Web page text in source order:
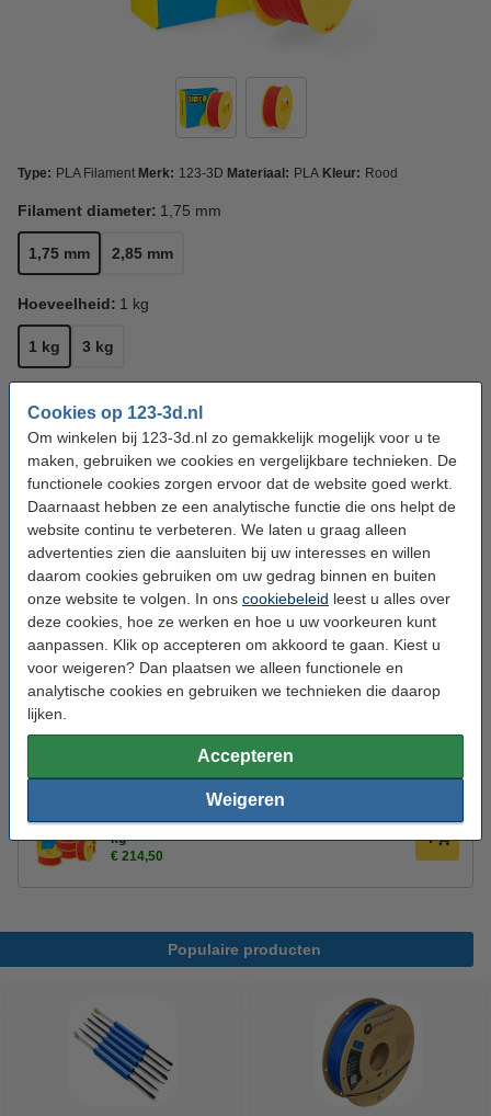
Cookies op 123-3d.nl
Om winkelen bij 123-3d.nl zo gemakkelijk mogelijk voor u te
maken, gebruiken we cookies en vergelijkbare technieken. De
functionele cookies zorgen ervoor dat de website goed werkt.
Daarnaast hebben ze een analytische functie die ons helpt de
website continu te verbeteren. We laten u graag alleen
advertenties zien die aansluiten bij uw interesses en willen
daarom cookies gebruiken om uw gedrag binnen en buiten
onze website te volgen. In ons cookiebeleid leest u alles over
deze cookies, hoe ze werken en hoe u uw voorkeuren kunt
aanpassen. Klik op accepteren om akkoord te gaan. Kiest u
voor weigeren? Dan plaatsen we alleen functionele en
analytische cookies en gebruiken we technieken die daarop
lijken.
Accepteren
Weigeren
Type: PLA Filament Merk: 123-3D Materiaal: PLA Kleur: Rood
Filament diameter: 1,75 mm
1,75 mm 2,85 mm
Hoeveelheid: 1 kg
1 kg 3 kg
Rood
Bekijk de specificaties en beschrijving
Direct leverbaar
Nu bestellen is maandag in huis
€ 22,50 Bestellen
Voordeel pakket
123-3D Filament PLA Rood 1,75 mm 2-pack 1
€ 44,50
€ 109,50
123-3D Filament PLA Rood 1,75 mm 10-pack 1
kg
€ 214,50
Populaire producten